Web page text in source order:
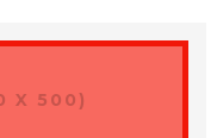
X 500)